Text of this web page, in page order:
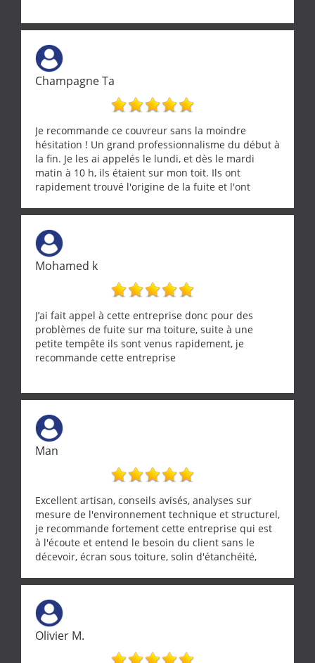
Champagne Ta
Je recommande ce couvreur sans la moindre
hésitation ! Un grand professionnalisme du début à
la fin. Je les ai appelés le lundi, et dès le mardi
matin à 10 h, ils étaient sur mon toit. Ils ont
rapidement trouvé l'origine de la fuite et l'ont
Une équipe sérieuse, réactive et compétente. C'est
vraiment rassurant de pouvoir compter sur des
artisans aussi professionnels. Merci encore !
Mohamed k
J’ai fait appel à cette entreprise donc pour des
problèmes de fuite sur ma toiture, suite à une
petite tempête ils sont venus rapidement, je
recommande cette entreprise
Man
Excellent artisan, conseils avisés, analyses sur
mesure de l'environnement technique et structurel,
je recommande fortement cette entreprise qui est
à l'écoute et entend le besoin du client sans le
décevoir, écran sous toiture, solin d'étanchéité,
récupérateur d'eau, tout a été parfaitement mis en
œuvre sans besoin d'y revenir. confiance assurée.
Olivier M.